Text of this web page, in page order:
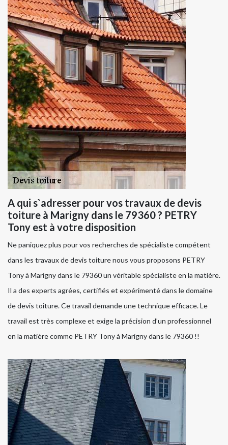
A qui s`adresser pour vos travaux de devis
toiture à Marigny dans le 79360 ? PETRY
Tony est à votre disposition
Ne paniquez plus pour vos recherches de spécialiste compétent
dans les travaux de devis toiture nous vous proposons PETRY
Tony à Marigny dans le 79360 un véritable spécialiste en la matière.
Il a des experts agrées, certifiés et expérimenté dans le domaine
de devis toiture. Ce travail demande une technique efficace. Le
travail est très complexe et exige la précision d’un professionnel
en la matière comme PETRY Tony à Marigny dans le 79360 !!